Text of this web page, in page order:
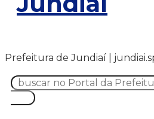
Prefeitura de Jundiaí |